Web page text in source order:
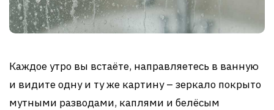
Каждое утро вы встаёте, направляетесь в ванную
и видите одну и ту же картину – зеркало покрыто
мутными разводами, каплями и белёсым